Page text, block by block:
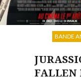
FALLEN
BANDE